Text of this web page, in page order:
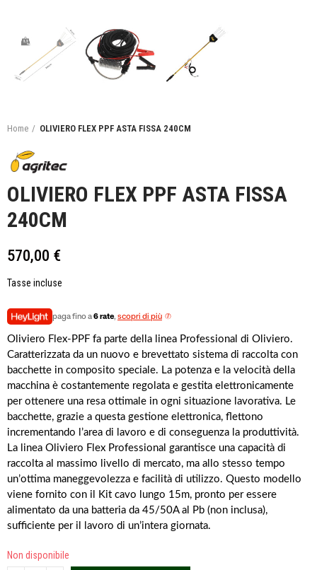
Home OLIVIERO FLEX PPF ASTA FISSA 240CM
OLIVIERO FLEX PPF ASTA FISSA
240CM
570,00 €
Tasse incluse
paga fino a6 rate, scopri di più
Oliviero Flex-PPF fa parte della linea Professional di Oliviero.
Caratterizzata da un nuovo e brevettato sistema di raccolta con
bacchette in composito speciale. La potenza e la velocità della
macchina è costantemente regolata e gestita elettronicamente
per ottenere una resa ottimale in ogni situazione lavorativa. Le
bacchette, grazie a questa gestione elettronica, flettono
incrementando l’area di lavoro e di conseguenza la produttività.
La linea Oliviero Flex Professional garantisce una capacità di
raccolta al massimo livello di mercato, ma allo stesso tempo
un’ottima maneggevolezza e facilità di utilizzo. Questo modello
viene fornito con il Kit cavo lungo 15m, pronto per essere
alimentato da una batteria da 45/50A al Pb (non inclusa),
sufficiente per il lavoro di un’intera giornata.
Non disponibile